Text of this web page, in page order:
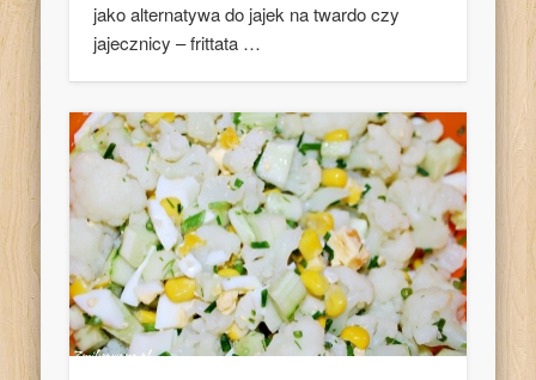
jako alternatywa do jajek na twardo czy
jajecznicy – frittata …